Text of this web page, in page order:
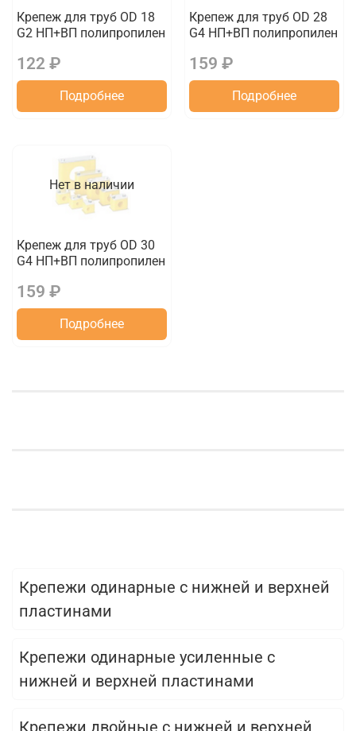
Крепеж для труб OD 18
G2 НП+ВП полипропилен
122 ₽
Подробнее
Крепеж для труб OD 28
G4 НП+ВП полипропилен
159 ₽
Подробнее
Нет в наличии
Крепеж для труб OD 30
G4 НП+ВП полипропилен
159 ₽
Подробнее
Крепежи одинарные с нижней и верхней
пластинами
Крепежи одинарные усиленные с
нижней и верхней пластинами
Крепежи двойные с нижней и верхней